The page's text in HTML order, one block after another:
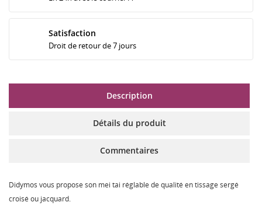
Satisfaction
Droit de retour de 7 jours
Description
Détails du produit
Commentaires
Didymos vous propose son mei tai réglable de qualité en tissage sergé
croisé ou jacquard.